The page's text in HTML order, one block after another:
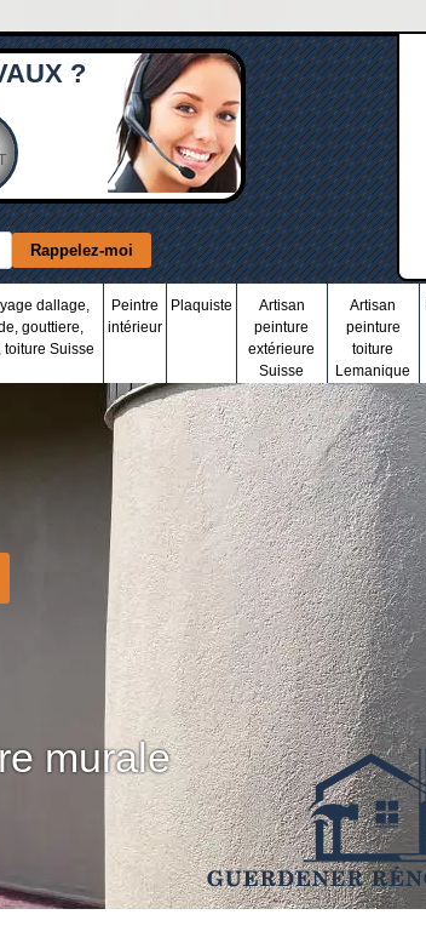
?
dallage,
gouttiere,
toiture Suisse
Peintre
intérieur
Plaquiste
Artisan
peinture
extérieure
Suisse
Artisan
peinture
toiture
Lemanique
murale